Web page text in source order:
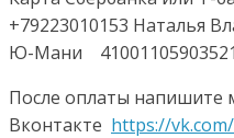
+79223010153 Наталья
Ю-Мани
После оплаты напишите
Вконтакте https://